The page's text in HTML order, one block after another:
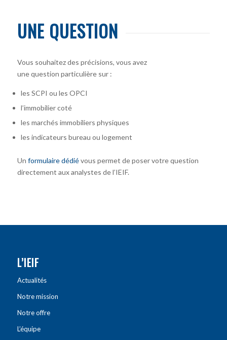
UNE QUESTION
Vous souhaitez des précisions, vous avez
une question particulière sur :
les SCPI ou les OPCI
l’immobilier coté
les marchés immobiliers physiques
les indicateurs bureau ou logement
Un formulaire dédiévous permet de poser votre question
directement aux analystes de l’IEIF.
L’IEIF
Actualités
Notre mission
Notre offre
L’équipe